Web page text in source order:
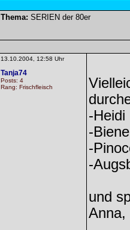
Thema: SERIEN der 80er
13.10.2004, 12:58 Uhr
Tanja74
Posts: 4
Rang: Frischfleisch
-Heidi
-
-
-
und
Anna,